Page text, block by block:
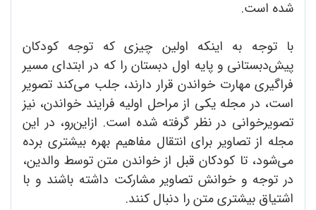
شده است.
با توجه به اینکه اولین چیزی که توجه کودکان
پیش‌دبستانی و پایه اول دبستان را که در ابتدای مسیر
فراگیری مهارت خواندن قرار دارند، جلب می‌کند تصویر
است، در مجله یکی از مراحل اولیه فرایند خواندن، نیز
تصویرخوانی در نظر گرفته شده است. ازاین‌رو، در این
مجله از تصاویر برای انتقال مفاهیم بهره بیشتری برده
می‌شود، تا کودکان قبل از خواندن متن توسط والدین،
در توجه و خوانش تصاویر مشارکت داشته باشند و با
اشتیاق بیشتری متن را دنبال کنند.